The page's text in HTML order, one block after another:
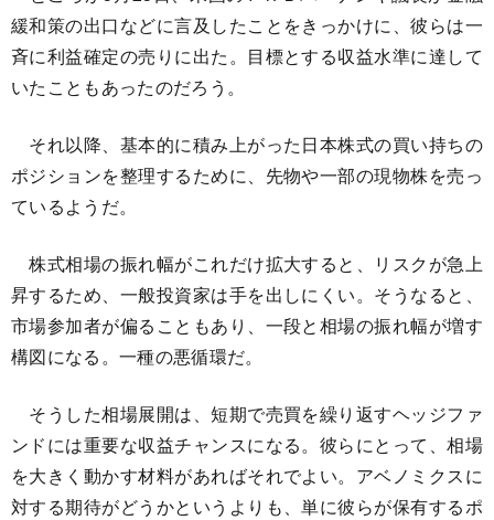
緩和策の出口などに言及したことをきっかけに、彼らは一
斉に利益確定の売りに出た。目標とする収益水準に達して
いたこともあったのだろう。
それ以降、基本的に積み上がった日本株式の買い持ちの
ポジションを整理するために、先物や一部の現物株を売っ
ているようだ。
株式相場の振れ幅がこれだけ拡大すると、リスクが急上
昇するため、一般投資家は手を出しにくい。そうなると、
市場参加者が偏ることもあり、一段と相場の振れ幅が増す
構図になる。一種の悪循環だ。
そうした相場展開は、短期で売買を繰り返すヘッジファ
ンドには重要な収益チャンスになる。彼らにとって、相場
を大きく動かす材料があればそれでよい。アベノミクスに
対する期待がどうかというよりも、単に彼らが保有するポ